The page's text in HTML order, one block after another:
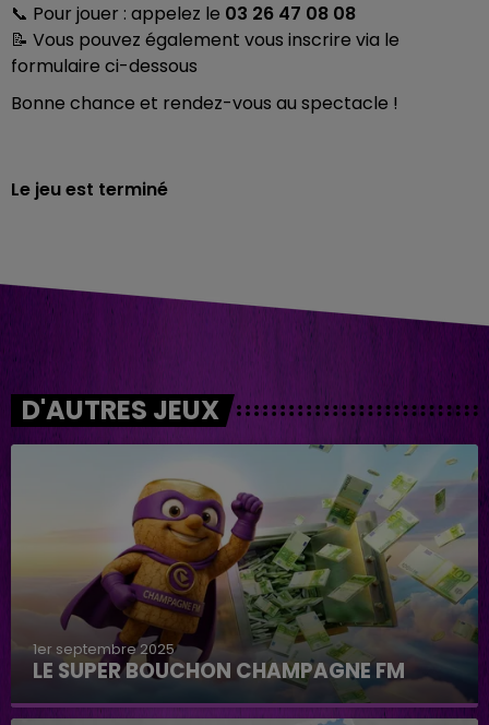
📞 Pour jouer : appelez le 03 26 47 08 08
📝 Vous pouvez également vous inscrire via le
formulaire ci-dessous
Bonne chance et rendez-vous au spectacle !
Le jeu est terminé
D'AUTRES JEUX
1er septembre 2025
LE SUPER BOUCHON CHAMPAGNE FM